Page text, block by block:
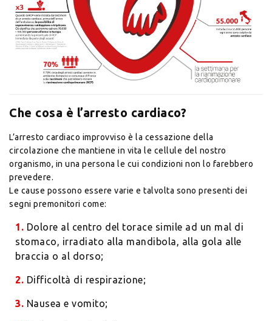
Che cosa è l’arresto cardiaco?
L’arresto cardiaco improvviso è la cessazione della
circolazione che mantiene in vita le cellule del nostro
organismo, in una persona le cui condizioni non lo farebbero
prevedere.
Le cause possono essere varie e talvolta sono presenti dei
segni premonitori come:
1. Dolore al centro del torace simile ad un mal di
stomaco, irradiato alla mandibola, alla gola alle
braccia o al dorso;
2. Difficoltà di respirazione;
3. Nausea e vomito;